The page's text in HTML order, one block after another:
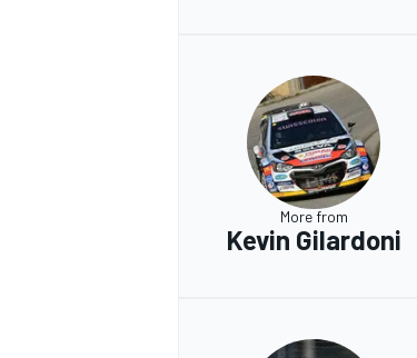
More from
Kevin Gilardoni